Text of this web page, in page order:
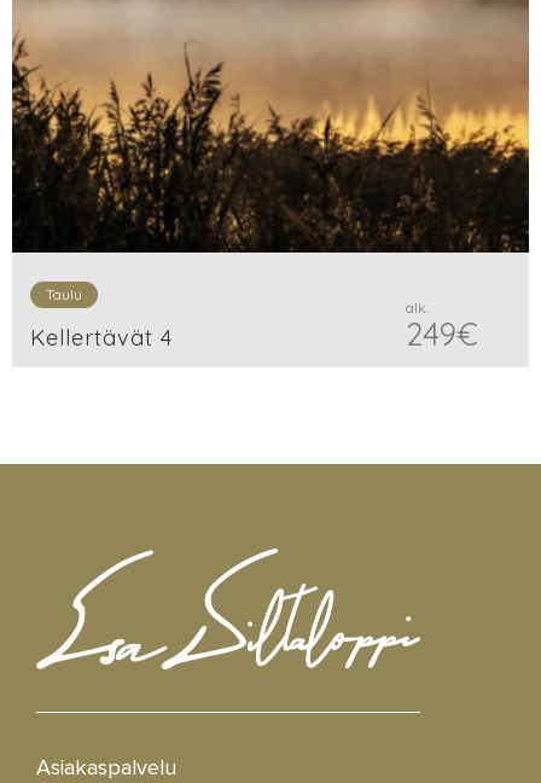
Taulu
Kellertävät 4
alk.
249€
Asiakaspalvelu